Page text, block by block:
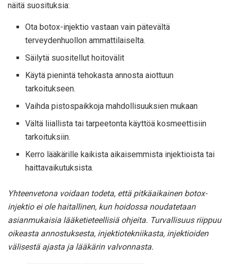
näitä suosituksia:
Ota botox-injektio vastaan vain pätevältä
terveydenhuollon ammattilaiselta.
Säilytä suositellut hoitovälit
Käytä pienintä tehokasta annosta aiottuun
tarkoitukseen.
Vaihda pistospaikkoja mahdollisuuksien mukaan
Vältä liiallista tai tarpeetonta käyttöä kosmeettisiin
tarkoituksiin.
Kerro lääkärille kaikista aikaisemmista injektioista tai
haittavaikutuksista.
Yhteenvetona voidaan todeta, että pitkäaikainen botox-
injektio ei ole haitallinen, kun hoidossa noudatetaan
asianmukaisia lääketieteellisiä ohjeita. Turvallisuus riippuu
oikeasta annostuksesta, injektiotekniikasta, injektioiden
välisestä ajasta ja lääkärin valvonnasta.